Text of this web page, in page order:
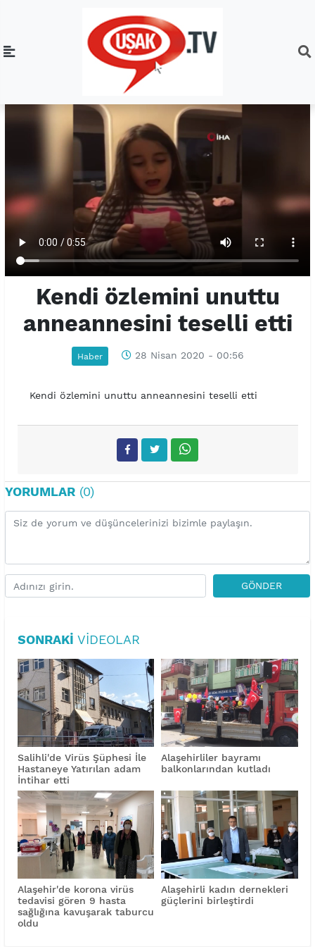
Kendi özlemini unuttu
anneannesini teselli etti
Haber 28 Nisan 2020 - 00:56
Kendi özlemini unuttu anneannesini teselli etti
YORUMLAR (0)
GÖNDER
SONRAKI VIDEOLAR
Salihli'de Virüs Şüphesi İle
Hastaneye Yatırılan adam
İntihar etti
Alaşehirliler bayramı
balkonlarından kutladı
Alaşehir'de korona virüs
tedavisi gören 9 hasta
sağlığına kavuşarak taburcu
oldu
Alaşehirli kadın dernekleri
güçlerini birleştirdi